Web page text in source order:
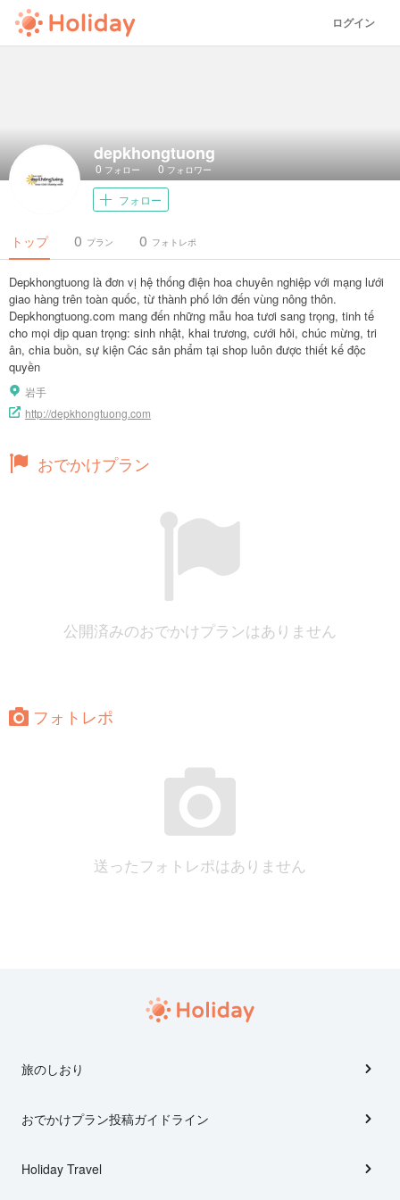
ログイン
depkhongtuong
0 フォロー 0 フォロワー
フォロー
トップ プラン
0 フォトレポ
0
Depkhongtuong là đơn vị hệ thống điện hoa chuyên nghiệp với mạng lưới
giao hàng trên toàn quốc, từ thành phố lớn đến vùng nông thôn.
Depkhongtuong.com mang đến những mẫu hoa tươi sang trọng, tinh tế
cho mọi dịp quan trọng: sinh nhật, khai trương, cưới hỏi, chúc mừng, tri
ân, chia buồn, sự kiện Các sản phẩm tại shop luôn được thiết kế độc
quyền
岩手
http://depkhongtuong.com
おでかけプラン
公開済みのおでかけプランはありません
フォトレポ
送ったフォトレポはありません
旅のしおり
おでかけプラン投稿ガイドライン
Holiday Travel